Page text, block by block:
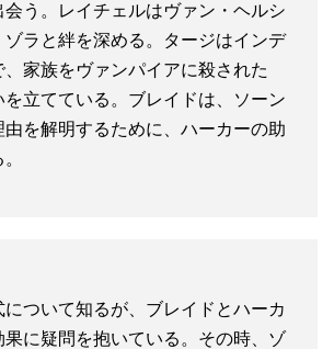
う。レイチェルはヴァン・ヘルシ
ゾラと絆を深める。タージはインデ
、家族をヴァンパイアに殺された
立てている。ブレイドは、ソーン
由を解明するために、ハーカーの助
について知るが、ブレイドとハーカ
果に疑問を抱いている。その時、ゾ